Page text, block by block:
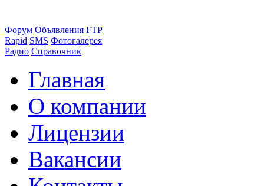
Форум Объявления FTP
Rapid SMS Фотогалерея
Радио Справочник
Главная
О компании
Лицензии
Вакансии